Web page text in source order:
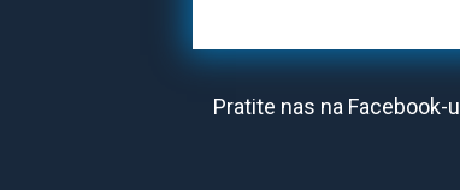
Pratite nas na Facebook-u